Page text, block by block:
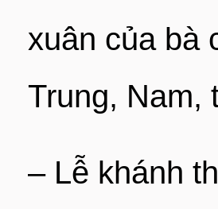
xuân của bà
Trung, Nam,
– Lễ khánh